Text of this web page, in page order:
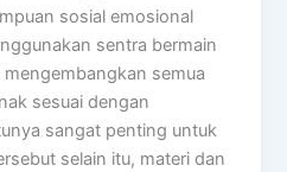
sosial emosional
sentra bermain
semua
sesuai dengan
sangat penting untuk
selain itu, materi dan